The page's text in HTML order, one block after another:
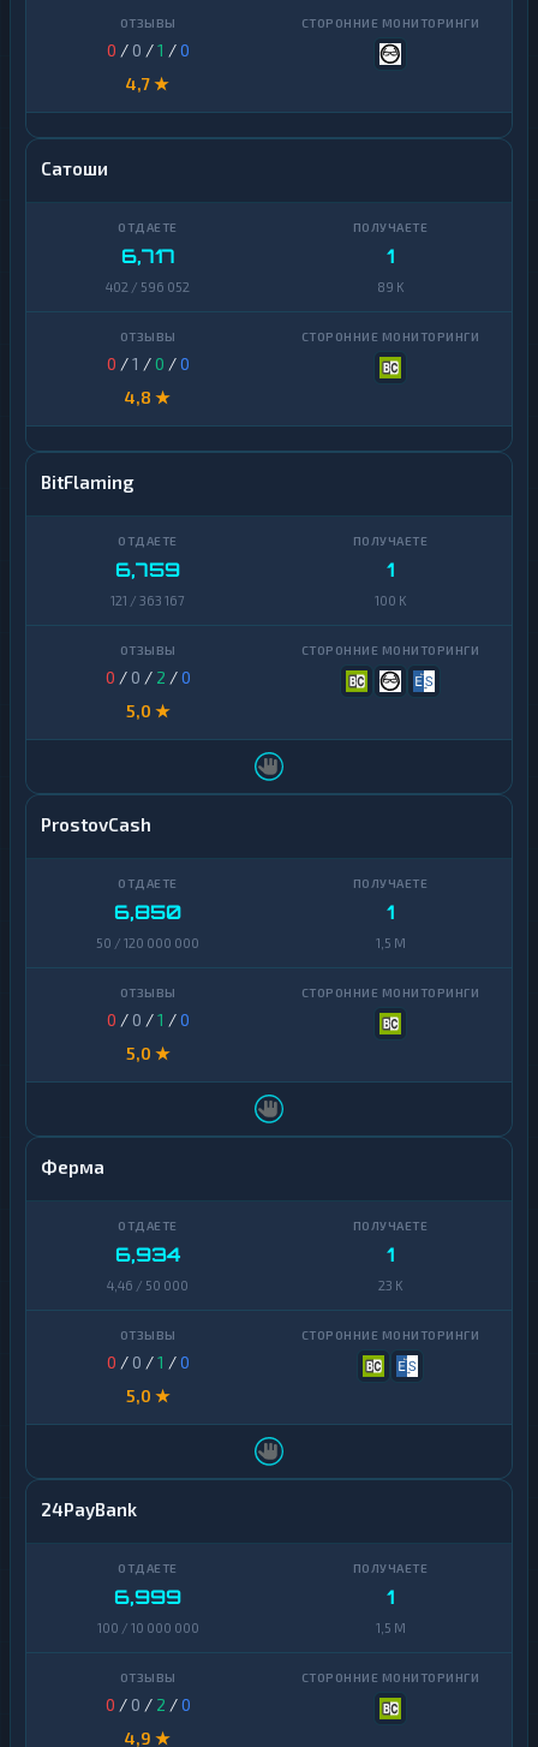
0 / 0 /1 /0
4,7 ★
Сатоши
6,717
402 / 596 052
1
89 K
0 /1 /0 /0
4,8 ★
BitFlaming
6,759
121 / 363 167
1
100 K
0 / 0 / 2 /0
5,0 ★
ProstovCash
6,850
50 / 120 000 000
1
1,5 M
0 / 0 /1 /0
5,0 ★
Ферма
6,934
4,46 / 50 000
1
23 K
0 / 0 /1 /0
5,0 ★
24PayBank
6,999
100 / 10 000 000
1
1,5 M
0 / 0 / 2 /0
4,9 ★